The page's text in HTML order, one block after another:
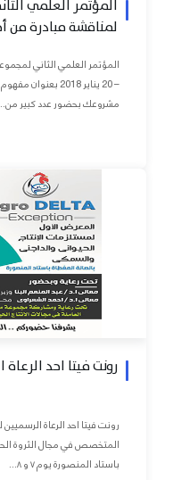
المؤتمر العلمي
لمناقشة مبادرة من
– 20 يناير 2018
مشروعك بحضور عدد كبير
رونت فيتا احد
رونت فيتا احد الرعاة
المتخصص في مجال الثروة
باستاد المنصورة يوم ٧ و ٨...